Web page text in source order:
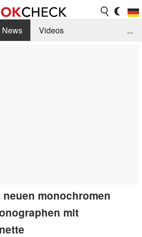
News
Videos
...
monochromen
mit